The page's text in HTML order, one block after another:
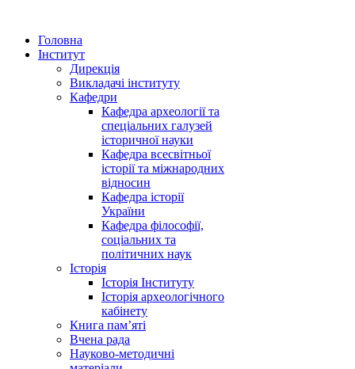
Головна
Інститут
Дирекція
Викладачі інституту
Кафедри
Кафедра археології та
спеціальних галузей
історичної науки
Кафедра всесвітньої
історії та міжнародних
відносин
Кафедра історії
України
Кафедра філософії,
соціальних та
політичних наук
Історія
Історія Інституту
Історія археологічного
кабінету
Книга памʼяті
Вчена рада
Науково-методичні